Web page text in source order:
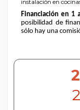
instalación en
Financiación en 1
posibilidad de
sólo hay una